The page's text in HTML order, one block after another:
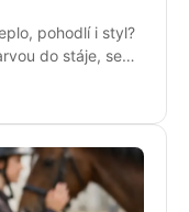
pohodlí i styl?
do stáje, sedla